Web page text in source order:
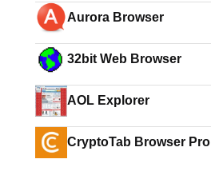
Aurora Browser
32bit Web Browser
AOL Explorer
CryptoTab Browser Pro